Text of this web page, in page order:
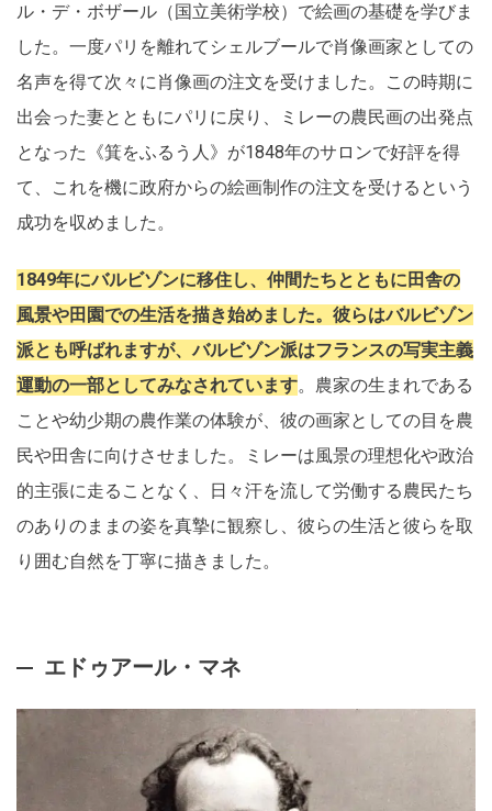
ル・デ・ボザール（国立美術学校）で絵画の基礎を学びま
した。一度パリを離れてシェルブールで肖像画家としての
名声を得て次々に肖像画の注文を受けました。この時期に
出会った妻とともにパリに戻り、ミレーの農民画の出発点
となった《箕をふるう人》が1848年のサロンで好評を得
て、これを機に政府からの絵画制作の注文を受けるという
成功を収めました。
1849年にバルビゾンに移住し、仲間たちとともに田舎の
風景や田園での生活を描き始めました。彼らはバルビゾン
派とも呼ばれますが、バルビゾン派はフランスの写実主義
運動の一部としてみなされています。農家の生まれである
ことや幼少期の農作業の体験が、彼の画家としての目を農
民や田舎に向けさせました。ミレーは風景の理想化や政治
的主張に走ることなく、日々汗を流して労働する農民たち
のありのままの姿を真摯に観察し、彼らの生活と彼らを取
り囲む自然を丁寧に描きました。
エドゥアール・マネ